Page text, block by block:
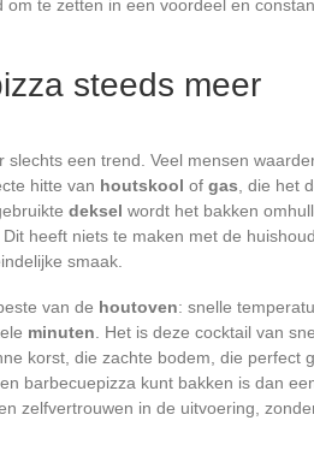
te zetten in een voordeel en
steeds meer
slechts een trend. Veel mensen
hitte van houtskool of gas , die het
deksel wordt het bakken
heeft niets te maken met de
smaak.
van de houtoven: snelle
minuten . Het is deze cocktail van
korst, die zachte bodem, die perfect
barbecuepizza kunt bakken is dan
zelfvertrouwen in de uitvoering,